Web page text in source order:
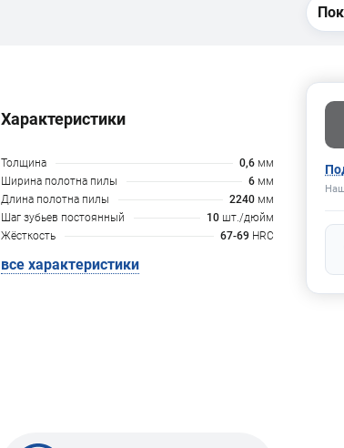
Характеристики
Толщина 0,6 мм
Ширина полотна пилы
6 мм
Длина полотна пилы
2240 мм
Шаг зубьев постоянный
10 шт./дюйм
Жёсткость
67-69 HRC
все характеристики